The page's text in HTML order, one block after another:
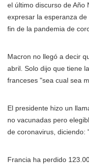
el último discurso de Año
expresar la esperanza
fin de la pandemia de
Macron no llegó a decir
abril. Solo dijo que tiene
franceses "sea cual sea
El presidente hizo un
no vacunadas pero
de coronavirus, diciendo:
Francia ha perdido